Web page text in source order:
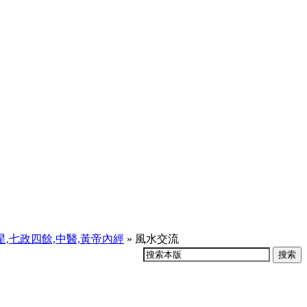
,七政四餘,中醫,黃帝內經 » 風水交流
搜索